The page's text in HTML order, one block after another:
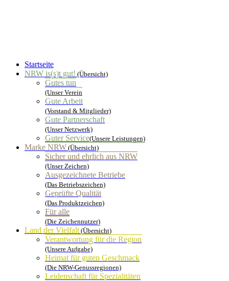
Startseite
NRW is(s)t gut! (Übersicht)
Gutes tun
(Unser Verein
Gute Arbeit
(Vorstand & Mitglieder)
Gute Partnerschaft
(Unser Netzwerk)
Guter Service(Unsere Leistungen)
Marke NRW (Übersicht)
Sicher und ehrlich aus NRW
(Unser Zeichen)
Ausgezeichnete Betriebe
(Das Betriebszeichen)
Geprüfte Qualität
(Das Produktzeichen)
Für alle
(Die Zeichennutzer)
Land der Vielfalt(Übersicht)
Verantwortung für die Region
(Unsere Aufgabe)
Heimat für guten Geschmack
(Die NRW-Genussregionen)
Leidenschaft für Spezialitäten